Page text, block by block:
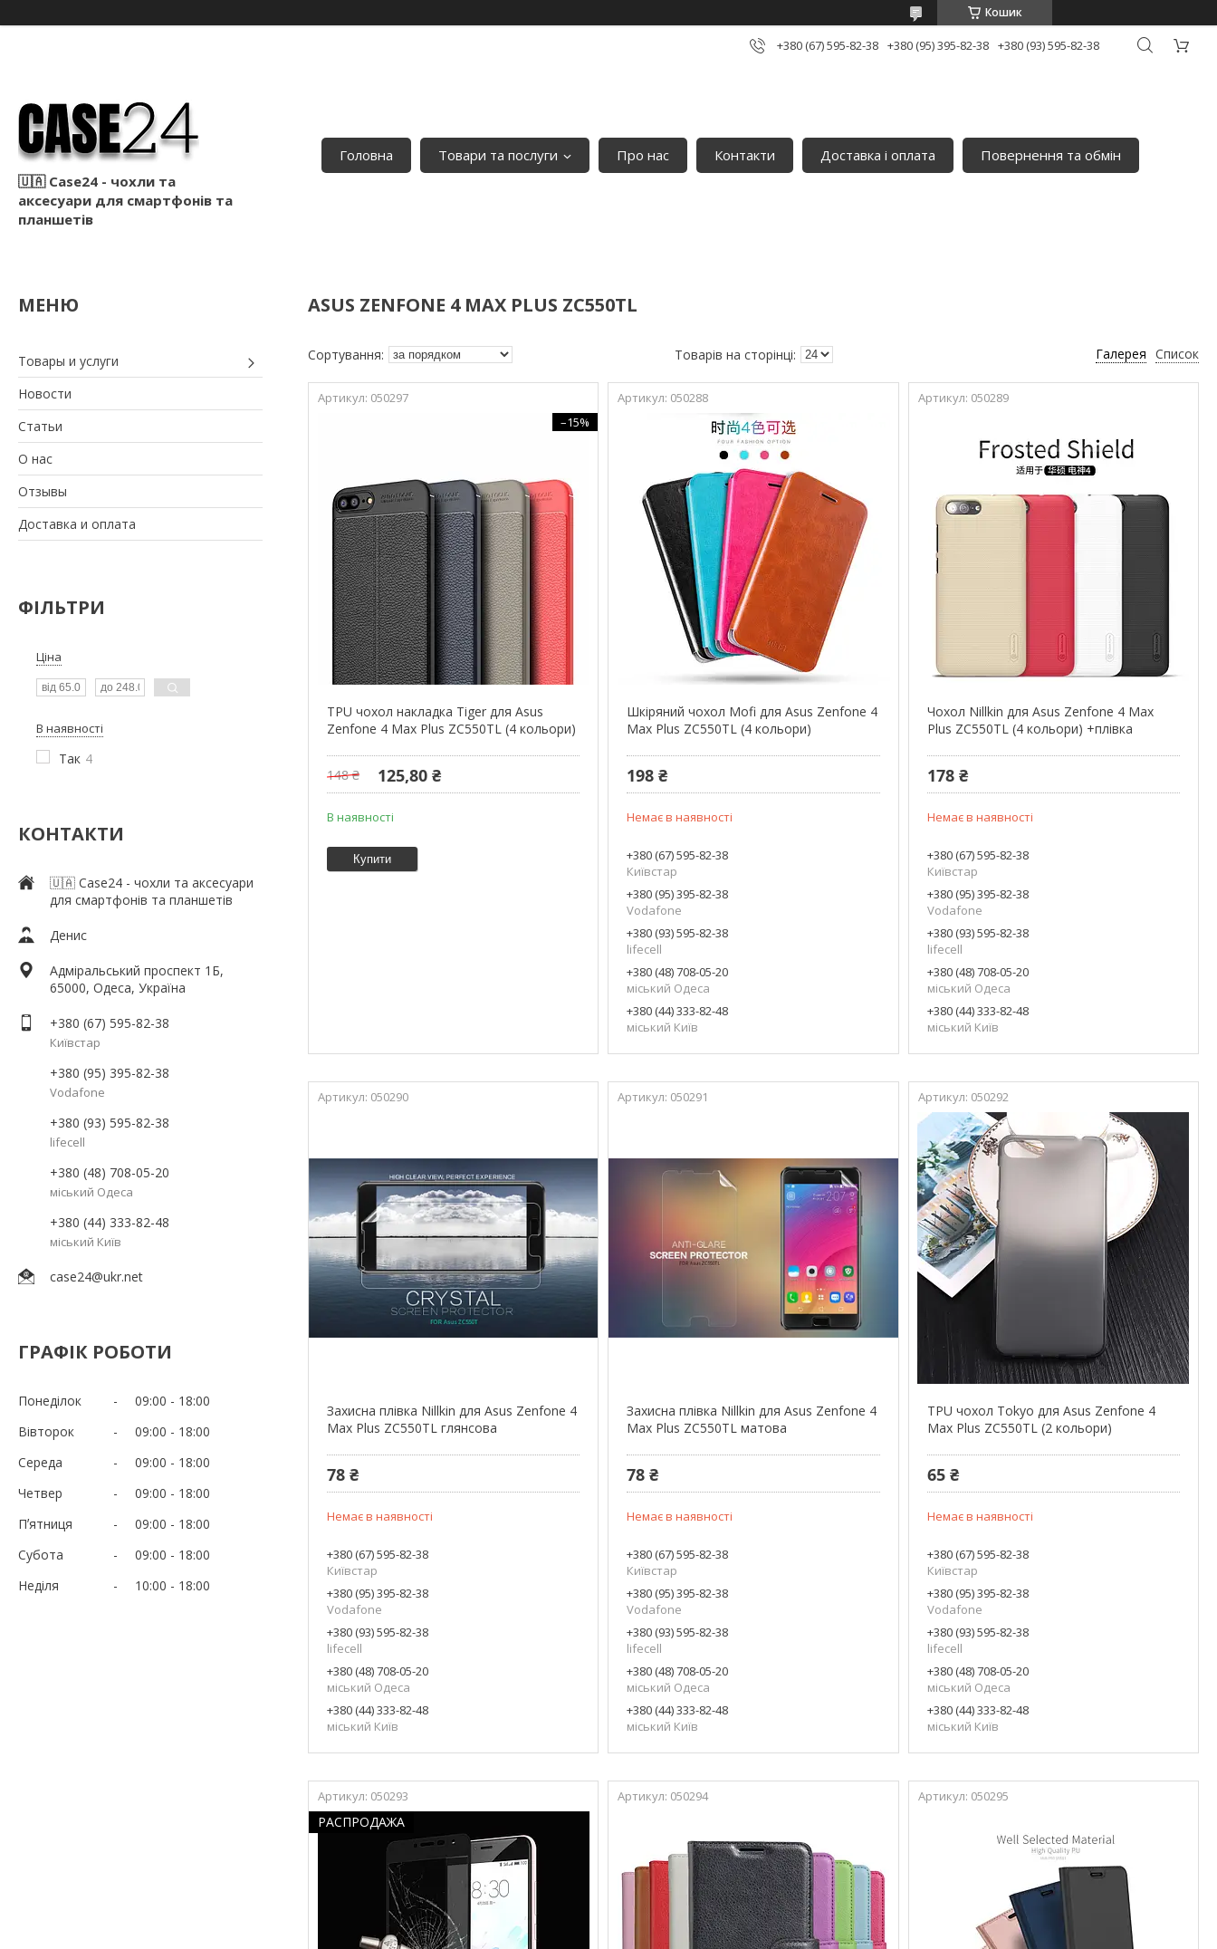
Кошик
+380 (67) 595-82-38 +380 (95) 395-82-38 +380 (93) 595-82-38
🇺🇦 Case24 - чохли та
аксесуари для смартфонів та
планшетів
Головна Товари та послуги Про нас Контакти Доставка і оплата Повернення та обмін
Товары и услуги
Новости
Статьи
О нас
Отзывы
Доставка и оплата
ФІЛЬТРИ
Ціна
В наявності
Так 4
КОНТАКТИ
🇺🇦 Case24 - чохли та аксесуари
для смартфонів та планшетів
Денис
Адміральський проспект 1Б,
65000, Одеса, Україна
+380 (67) 595-82-38
Київстар
+380 (95) 395-82-38
Vodafone
+380 (93) 595-82-38
lifecell
+380 (48) 708-05-20
міський Одеса
+380 (44) 333-82-48
міський Київ
case24@ukr.net
ГРАФІК РОБОТИ
Понеділок 09:00
18:00
Вівторок
09:00
18:00
Середа
09:00
18:00
Четвер
09:00
18:00
Пʼятниця
09:00
18:00
Субота
09:00
18:00
Неділя
10:00 18:00
ASUS ZENFONE 4 MAX PLUS ZC550TL
Галерея Список
050297
–15%
TPU чохол накладка Tiger для Asus
Zenfone 4 Max Plus ZC550TL (4 кольори)
148 ₴ 125,80 ₴
В наявності
Купити
050288
Шкіряний чохол Mofi для Asus Zenfone 4
Max Plus ZC550TL (4 кольори)
198 ₴
Немає в наявності
+380 (67) 595-82-38
Київстар
+380 (95) 395-82-38
Vodafone
+380 (93) 595-82-38
lifecell
+380 (48) 708-05-20
міський Одеса
+380 (44) 333-82-48
міський Київ
050289
Чохол Nillkin для Asus Zenfone 4 Max
Plus ZC550TL (4 кольори) +плівка
178 ₴
Немає в наявності
+380 (67) 595-82-38
Київстар
+380 (95) 395-82-38
Vodafone
+380 (93) 595-82-38
lifecell
+380 (48) 708-05-20
міський Одеса
+380 (44) 333-82-48
міський Київ
050290
Захисна плівка Nillkin для Asus Zenfone 4
Max Plus ZC550TL глянсова
78 ₴
Немає в наявності
+380 (67) 595-82-38
Київстар
+380 (95) 395-82-38
Vodafone
+380 (93) 595-82-38
lifecell
+380 (48) 708-05-20
міський Одеса
+380 (44) 333-82-48
міський Київ
050291
Захисна плівка Nillkin для Asus Zenfone 4
Max Plus ZC550TL матова
78 ₴
Немає в наявності
+380 (67) 595-82-38
Київстар
+380 (95) 395-82-38
Vodafone
+380 (93) 595-82-38
lifecell
+380 (48) 708-05-20
міський Одеса
+380 (44) 333-82-48
міський Київ
050292
TPU чохол Tokyo для Asus Zenfone 4
Max Plus ZC550TL (2 кольори)
65 ₴
Немає в наявності
+380 (67) 595-82-38
Київстар
+380 (95) 395-82-38
Vodafone
+380 (93) 595-82-38
lifecell
+380 (48) 708-05-20
міський Одеса
+380 (44) 333-82-48
міський Київ
050293
РАСПРОДАЖА
050294 050295